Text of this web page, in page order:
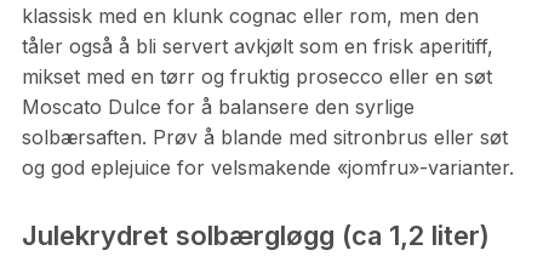
klassisk med en klunk cognac eller rom, men den
tåler også å bli servert avkjølt som en frisk aperitiff,
mikset med en tørr og fruktig prosecco eller en søt
Moscato Dulce for å balansere den syrlige
solbærsaften. Prøv å blande med sitronbrus eller søt
og god eplejuice for velsmakende «jomfru»-varianter.
Julekrydret solbærgløgg (ca 1,2 liter)